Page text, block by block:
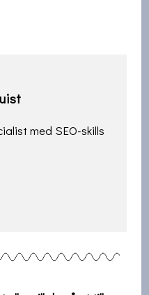
med SEO-skills